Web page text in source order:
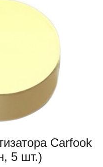
Carfook
5 шт.)